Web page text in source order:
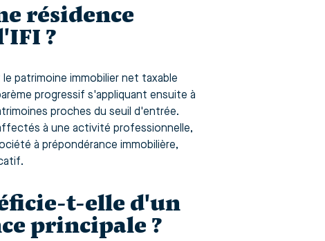
résidence
?
patrimoine immobilier net taxable
progressif s'appliquant ensuite à
proches du seuil d'entrée.
à une activité professionnelle,
à prépondérance immobilière,
t-elle d'un
principale ?